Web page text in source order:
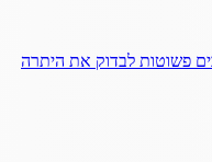
בקרן השתלמות: 6 דרכים פשוטות לבדוק את היתרה